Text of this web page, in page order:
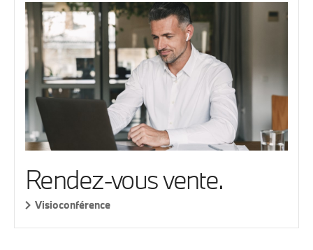
Rendez-vous vente.
Visioconférence